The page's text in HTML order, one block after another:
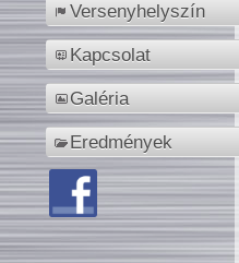
Versenyhelyszín
Kapcsolat
Galéria
Eredmények